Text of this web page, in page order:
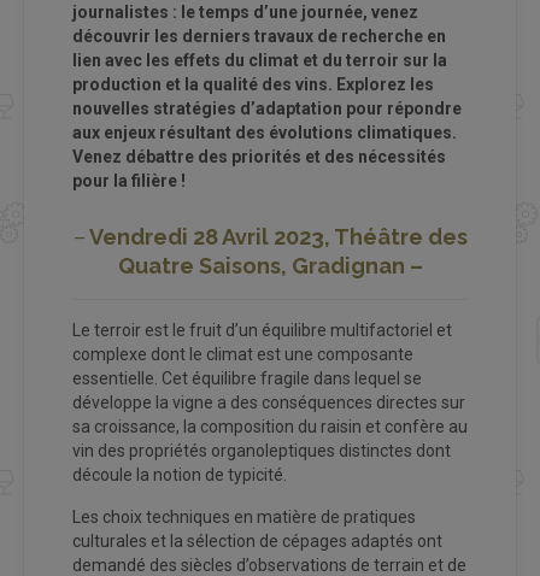
journalistes : le temps d’une journée, venez
découvrir les derniers travaux de recherche en
lien avec les effets du climat et du terroir sur la
production et la qualité des vins. Explorez les
nouvelles stratégies d’adaptation pour répondre
aux enjeux résultant des évolutions climatiques.
Venez débattre des priorités et des nécessités
pour la filière !
–Vendredi 28 Avril 2023, Théâtre des
Quatre Saisons, Gradignan –
Le terroir est le fruit d’un équilibre multifactoriel et
complexe dont le climat est une composante
essentielle. Cet équilibre fragile dans lequel se
développe la vigne a des conséquences directes sur
sa croissance, la composition du raisin et confère au
vin des propriétés organoleptiques distinctes dont
découle la notion de typicité.
Les choix techniques en matière de pratiques
culturales et la sélection de cépages adaptés ont
demandé des siècles d’observations de terrain et de